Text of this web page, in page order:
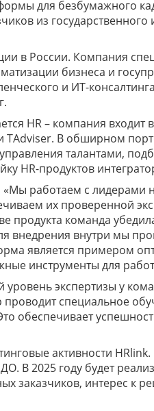
для безбумажного
из
в России. Компания
бизнеса и
и ИТ-
HR – компания входит
TAdviser. В обширном
талантами,
HR-продуктов
работаем с лидерами
их проверенной
продукта команда
внедрения внутри мы
является примером
инструменты для
уровень экспертизы у
проводит специальное
обеспечивает
активности
В 2025 году будет
заказчиков, интерес к